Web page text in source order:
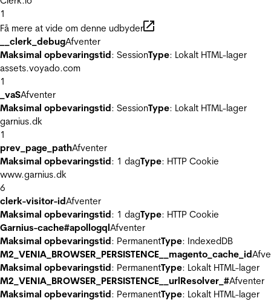
1
Få mere at vide om denne udbyder
__clerk_debugAfventer
Maksimal opbevaringstid: SessionType: Lokalt HTML-lager
assets.voyado.com
1
_vaSAfventer
Maksimal opbevaringstid: SessionType: Lokalt HTML-lager
garnius.dk
1
prev_page_pathAfventer
Maksimal opbevaringstid: 1 dagType: HTTP Cookie
www.garnius.dk
6
clerk-visitor-idAfventer
Maksimal opbevaringstid: 1 dagType: HTTP Cookie
Garnius-cache#apollogqlAfventer
Maksimal opbevaringstid: PermanentType: IndexedDB
M2_VENIA_BROWSER_PERSISTENCE__magento_cache_id
Maksimal opbevaringstid: PermanentType: Lokalt HTML-lager
M2_VENIA_BROWSER_PERSISTENCE__urlResolver_#Afventer
Maksimal opbevaringstid: PermanentType: Lokalt HTML-lager